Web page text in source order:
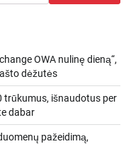
OWA nulinę dieną“,
dėžutės
trūkumus, išnaudotus per
dabar
pažeidimą,